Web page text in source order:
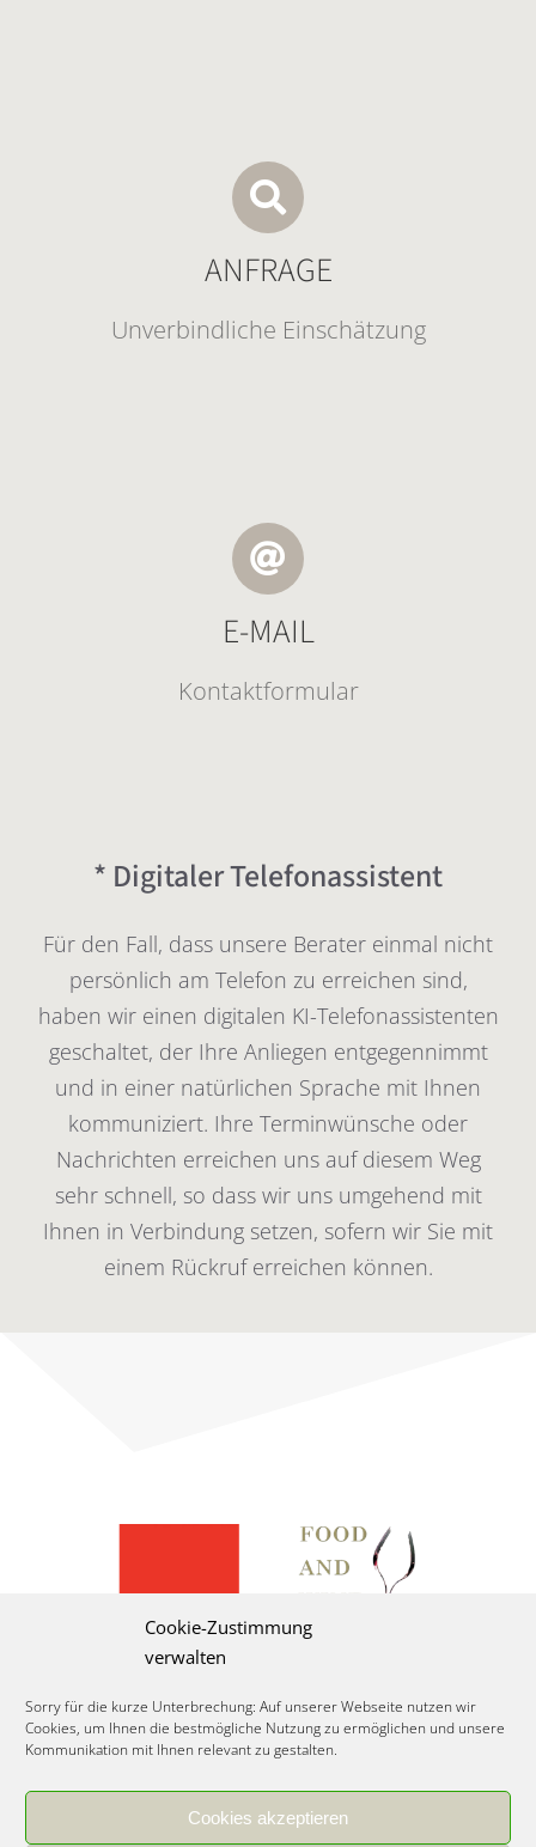
Cookie-Zustimmung
verwalten
Sorry für die kurze Unterbrechung: Auf unserer Webseite nutzen wir
Cookies, um Ihnen die bestmögliche Nutzung zu ermöglichen und unsere
Kommunikation mit Ihnen relevant zu gestalten.
Cookies akzeptieren
ANFRAGE
Unverbindliche Einschätzung
E-MAIL
Kontaktformular
* Digitaler Telefonassistent
Für den Fall, dass unsere Berater einmal nicht
persönlich am Telefon zu erreichen sind,
haben wir einen digitalen KI-Telefonassistenten
geschaltet, der Ihre Anliegen entgegennimmt
und in einer natürlichen Sprache mit Ihnen
kommuniziert. Ihre Terminwünsche oder
Nachrichten erreichen uns auf diesem Weg
sehr schnell, so dass wir uns umgehend mit
Ihnen in Verbindung setzen, sofern wir Sie mit
einem Rückruf erreichen können.